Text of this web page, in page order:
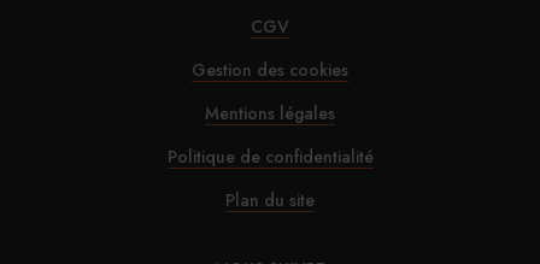
CGV
Gestion des cookies
Mentions légales
Politique de confidentialité
Plan du site